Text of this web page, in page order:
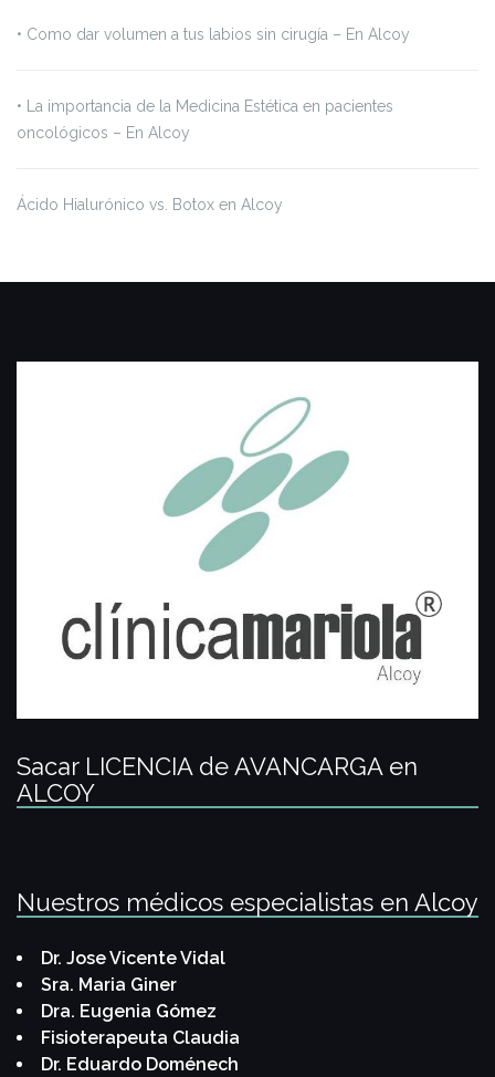
•⁠ ⁠Como dar volumen a tus labios sin cirugía – En Alcoy
•⁠ ⁠La importancia de la Medicina Estética en pacientes
oncológicos – En Alcoy
Ácido Hialurónico vs. Botox en Alcoy
Sacar LICENCIA de AVANCARGA en
ALCOY
Nuestros médicos especialistas en Alcoy
Dr. Jose Vicente Vidal
Sra. Maria Giner
Dra. Eugenia Gómez
Fisioterapeuta Claudia
Dr. Eduardo Doménech